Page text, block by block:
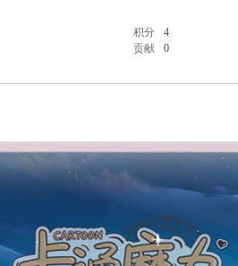
积分
4
贡献 0